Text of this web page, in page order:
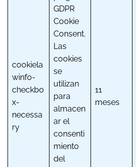
cookiela
winfo-
checkbo
x-
necessa
ry
GDPR
Cookie
Consent.
Las
cookies
se
utilizan
para
almacen
ar el
consenti
miento
del
11
meses